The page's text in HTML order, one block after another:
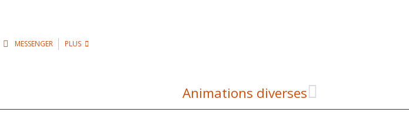
MESSENGER PLUS
Animations diverses